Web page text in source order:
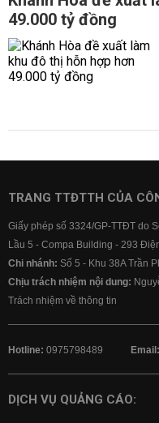
49.000 tỷ đồng
TRANG TTĐTTH CỦA
Giấy phép số 3324/GP-TTĐT do
Lầu 5 - Compa Building - 293
Chi nhánh: Số 5 - Khu 38A Trần
Chịu trách nhiệm nội dung:
Trách nhiệm về thông tin
Hotline: 0975798489 Email:
DỊCH VỤ QUẢNG CÁO: